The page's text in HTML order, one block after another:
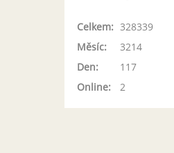
Online: 2
Celkem: 328339
Měsíc:
3214
Den:
117